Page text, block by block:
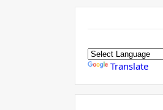
Translate